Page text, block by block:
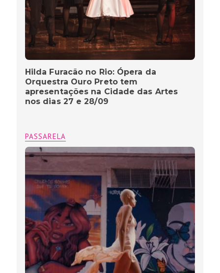
Hilda Furacão no Rio: Ópera da
Orquestra Ouro Preto tem
apresentações na Cidade das Artes
nos dias 27 e 28/09
PASSARELA